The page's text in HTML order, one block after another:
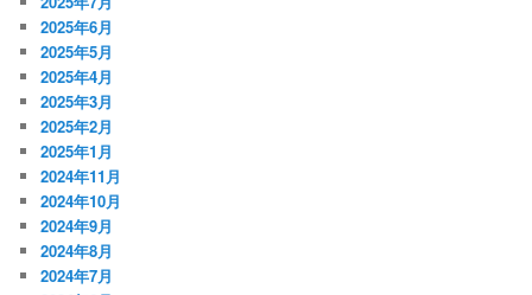
2025年6月
2025年5月
2025年4月
2025年3月
2025年2月
2025年1月
2024年11月
2024年10月
2024年9月
2024年8月
2024年7月